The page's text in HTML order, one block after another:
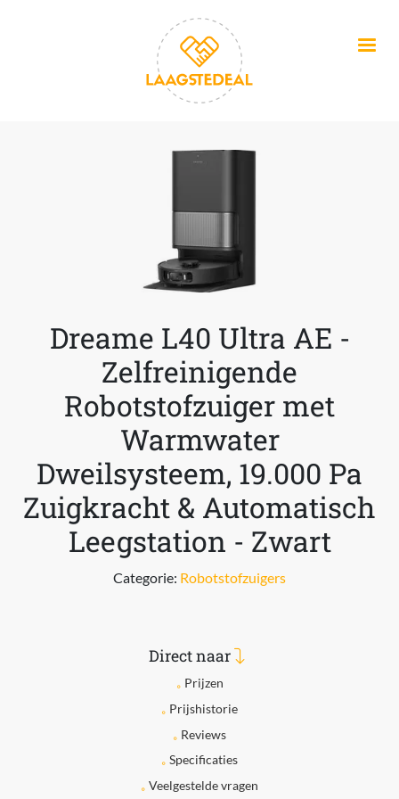
Dreame L40 Ultra AE -
Zelfreinigende
Robotstofzuiger met
Warmwater
Dweilsysteem, 19.000 Pa
Zuigkracht & Automatisch
Leegstation - Zwart
Categorie: Robotstofzuigers
Direct naar
Prijzen
Prijshistorie
Reviews
Specificaties
Veelgestelde vragen